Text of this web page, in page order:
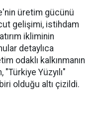
üretim gücünü
gelişimi, istihdam
ikliminin
detaylıca
odaklı kalkınmanın
"Türkiye Yüzyılı"
olduğu altı çizildi.